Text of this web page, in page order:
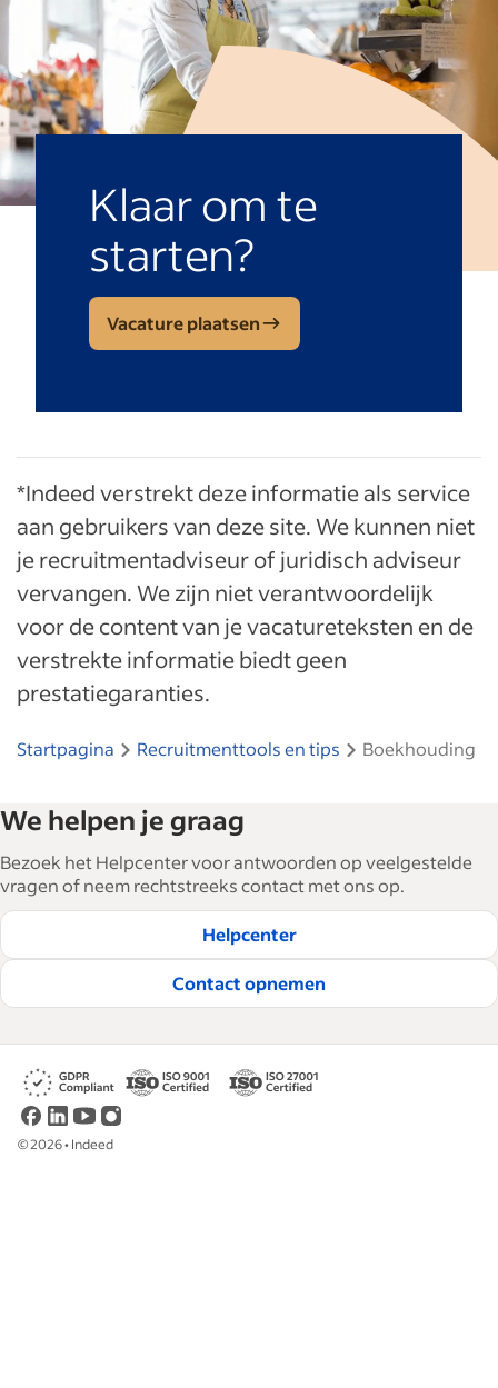
Klaar om te
starten?
Vacature plaatsen
*Indeed verstrekt deze informatie als service
aan gebruikers van deze site. We kunnen niet
je recruitmentadviseur of juridisch adviseur
vervangen. We zijn niet verantwoordelijk
voor de content van je vacatureteksten en de
verstrekte informatie biedt geen
prestatiegaranties.
Startpagina Recruitmenttools en tips Boekhouding
We helpen je graag
Bezoek het Helpcenter voor antwoorden op veelgestelde
vragen of neem rechtstreeks contact met ons op.
Helpcenter
Contact opnemen
©2026• Indeed